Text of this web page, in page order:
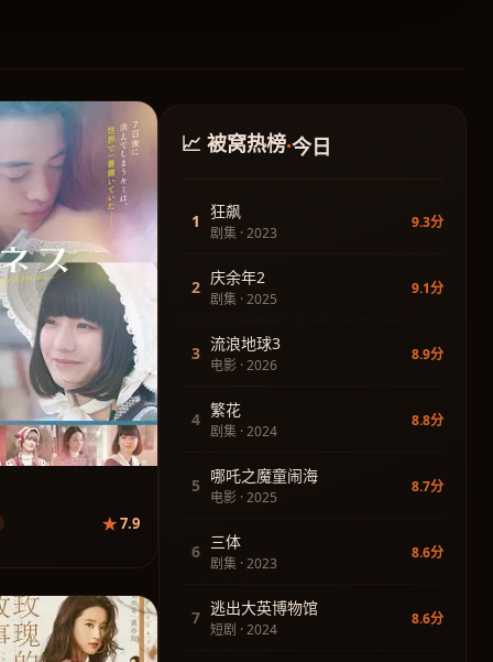
7.9
📈 被窝热榜·今日
1 狂飙
剧集 · 2023
9.3分
2 庆余年2
剧集 · 2025
9.1分
3 流浪地球3
电影 · 2026
8.9分
4 繁花
剧集 · 2024
8.8分
5 哪吒之魔童闹海
电影 · 2025
8.7分
6 三体
剧集 · 2023
8.6分
7 逃出大英博物馆
短剧 · 2024
8.6分